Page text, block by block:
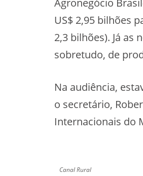
US$ 2,95 bilhões
2,3 bilhões). Já as
sobretudo, de
Na audiência,
o secretário,
Internacionais do
Canal Rural